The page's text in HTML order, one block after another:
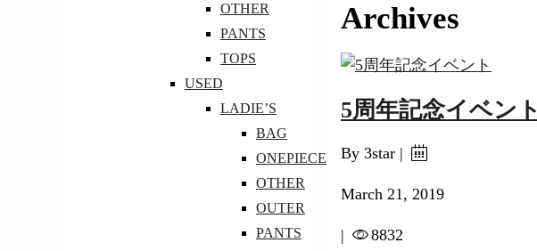
OTHER
PANTS
TOPS
USED
LADIE’S
BAG
ONEPIECE
OTHER
OUTER
PANTS
Archives
5周年記念イベント
By 3star |
March 21, 2019
|
8832